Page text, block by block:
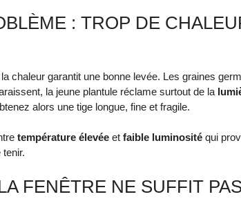
: TROP DE
chaleur garantit une bonne levée. Les graines
la jeune plantule réclame surtout de la
alors une tige longue, fine et fragile.
température élevée et faible luminosité qui
FENÊTRE NE SUFFIT